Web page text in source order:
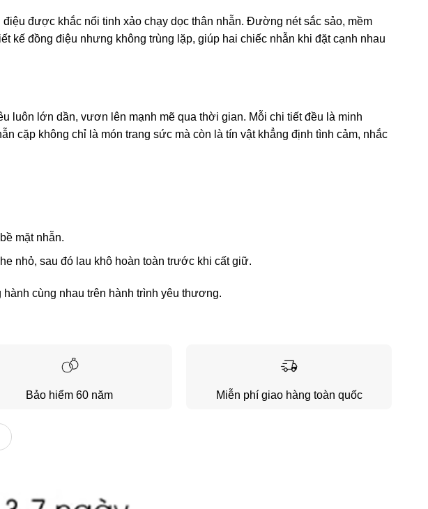
được khắc nổi tinh xảo chạy dọc thân nhẫn. Đường nét sắc sảo, mềm
kế đồng điệu nhưng không trùng lặp, giúp hai chiếc nhẫn khi đặt cạnh nhau
luôn lớn dần, vươn lên mạnh mẽ qua thời gian. Mỗi chi tiết đều là minh
cặp không chỉ là món trang sức mà còn là tín vật khẳng định tình cảm, nhắc
mặt nhẫn.
nhỏ, sau đó lau khô hoàn toàn trước khi cất giữ.
cùng nhau trên hành trình yêu thương.
Bảo hiểm 60 năm Miễn phí giao hàng toàn quốc